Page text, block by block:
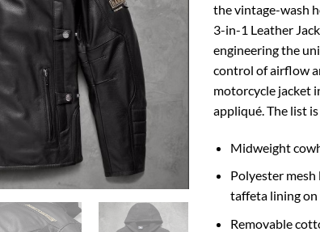
the vintage-wash
3-in-1 Leather
engineering the
control of airflow
motorcycle jacket
appliqué. The list
Midweight
Polyester
taffeta lining on
Removable